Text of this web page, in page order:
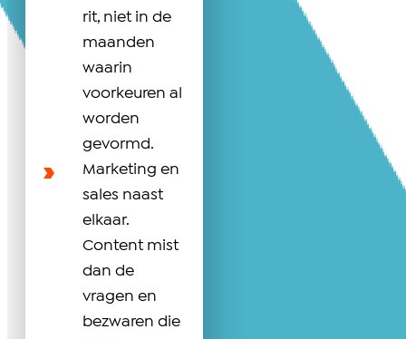
rit, niet in de
maanden
waarin
voorkeuren al
worden
gevormd.
Marketing en
sales naast
elkaar.
Content mist
dan de
vragen en
bezwaren die